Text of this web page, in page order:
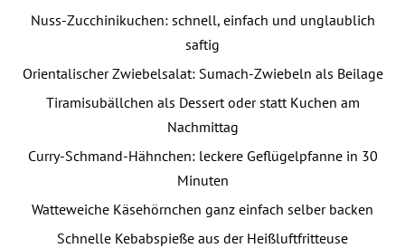
Nuss-Zucchinikuchen: schnell, einfach und unglaublich
saftig
Orientalischer Zwiebelsalat: Sumach-Zwiebeln als Beilage
Tiramisubällchen als Dessert oder statt Kuchen am
Nachmittag
Curry-Schmand-Hähnchen: leckere Geflügelpfanne in 30
Minuten
Watteweiche Käsehörnchen ganz einfach selber backen
Schnelle Kebabspieße aus der Heißluftfritteuse